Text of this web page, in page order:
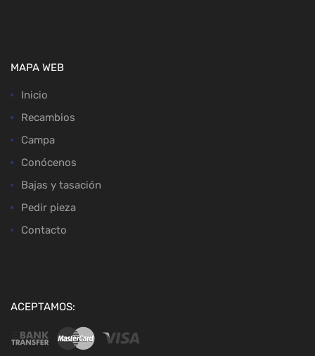
MAPA WEB
Inicio
Recambios
Campa
Conócenos
Bajas y tasación
Pedir pieza
Contacto
ACEPTAMOS: